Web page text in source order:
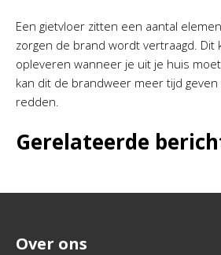
Een gietvloer zitten een aantal
zorgen de brand wordt vertraagd. Dit
opleveren wanneer je uit je huis
kan dit de brandweer meer tijd
redden.
Gerelateerde
Over ons